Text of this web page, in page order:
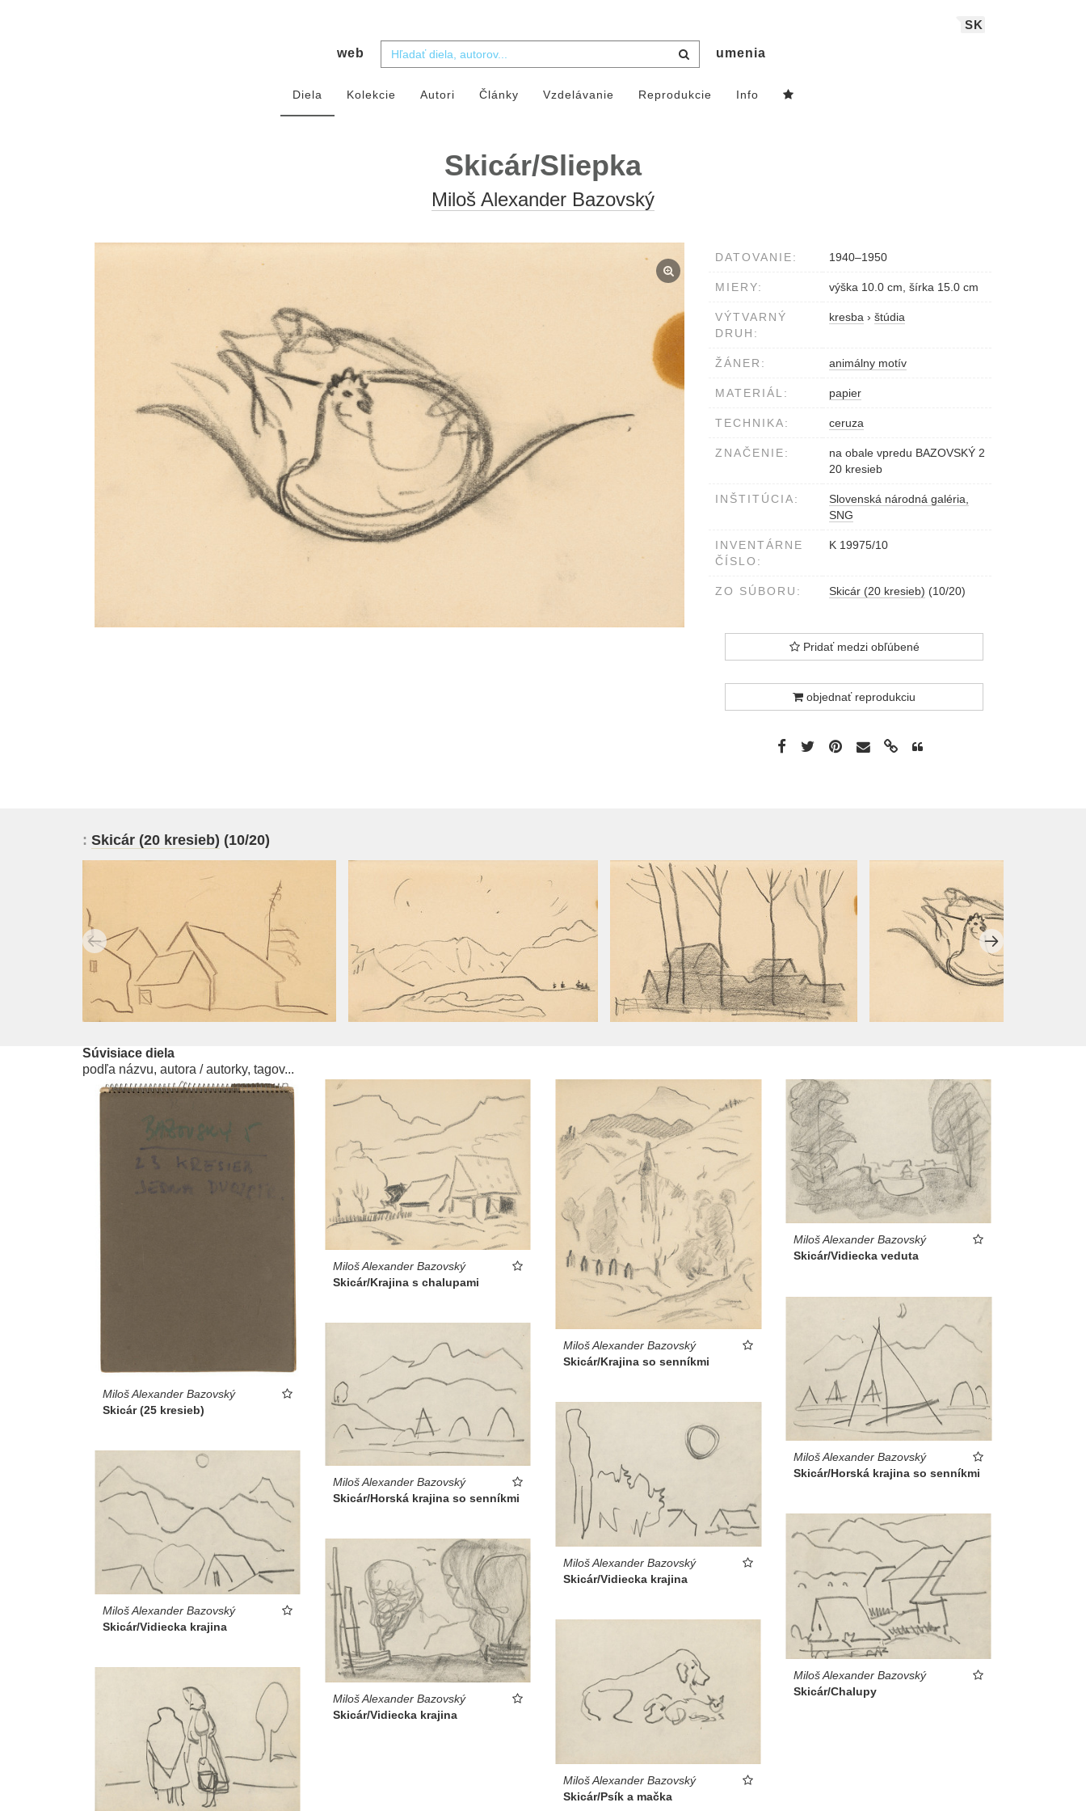
SK
web umenia
Diela Kolekcie Autori Články Vzdelávanie Reprodukcie Info
Skicár/Sliepka
Miloš Alexander Bazovský
DATOVANIE: 1940–1950
MIERY: výška 10.0 cm, šírka 15.0 cm
VÝTVARNÝ
DRUH:
kresba › štúdia
ŽÁNER: animálny motív
MATERIÁL: papier
TECHNIKA: ceruza
ZNAČENIE:
na obale vpredu BAZOVSKÝ 2
20 kresieb
INŠTITÚCIA:
Slovenská národná galéria,
SNG
INVENTÁRNE
ČÍSLO:
K 19975/10
ZO SÚBORU: Skicár (20 kresieb) (10/20)
Pridať medzi obľúbené
objednať reprodukciu
: Skicár (20 kresieb) (10/20)
Súvisiace diela
podľa názvu, autora / autorky, tagov...
Miloš Alexander Bazovský
Skicár (25 kresieb)
Miloš Alexander Bazovský
Skicár/Krajina s chalupami
Miloš Alexander Bazovský
Skicár/Krajina so senníkmi
Miloš Alexander Bazovský
Skicár/Vidiecka veduta
Miloš Alexander Bazovský
Skicár/Horská krajina so senníkmi
Miloš Alexander Bazovský
Skicár/Horská krajina so senníkmi
Miloš Alexander Bazovský
Skicár/Vidiecka krajina
Miloš Alexander Bazovský
Skicár/Vidiecka krajina
Miloš Alexander Bazovský
Skicár/Chalupy
Miloš Alexander Bazovský
Skicár/Vidiecka krajina
Miloš Alexander Bazovský
Skicár/Psík a mačka